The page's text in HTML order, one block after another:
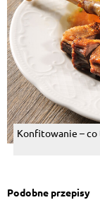
Konfitowanie – co
Podobne przepisy